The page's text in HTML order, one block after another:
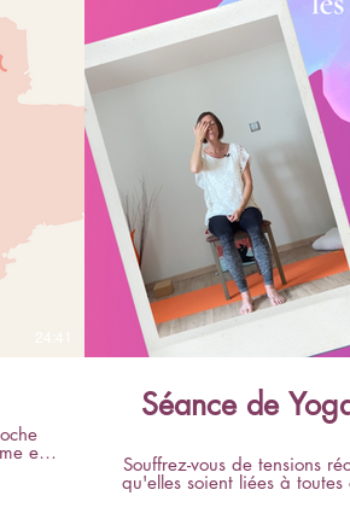
et
Séance de
Souffrez-vous de tensions
qu'elles soient liées à
stress, ou encore à une